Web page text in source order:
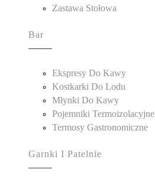
Zastawa Stołowa
Bar
Ekspresy Do Kawy
Kostkarki Do Lodu
Młynki Do Kawy
Pojemniki Termoizolacyjne
Termosy Gastronomiczne
Garnki I Patelnie